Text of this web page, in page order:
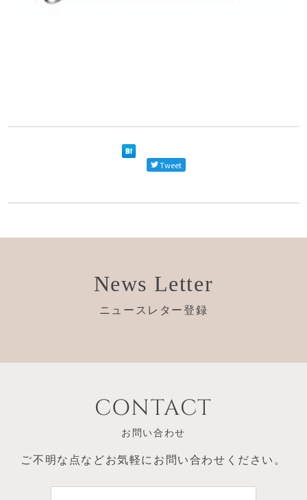
Tweet
News Letter
ニュースレター登録
CONTACT
お問い合わせ
ご不明な点などお気軽にお問い合わせください。